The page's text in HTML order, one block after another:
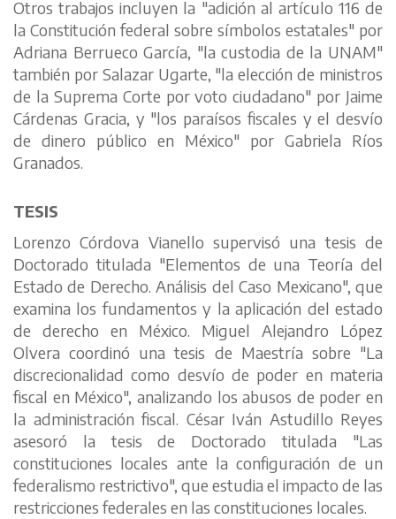
Otros trabajos incluyen la "adición al artículo 116 de
la Constitución federal sobre símbolos estatales" por
Adriana Berrueco García, "la custodia de la UNAM"
también por Salazar Ugarte, "la elección de ministros
de la Suprema Corte por voto ciudadano" por Jaime
Cárdenas Gracia, y "los paraísos fiscales y el desvío
de dinero público en México" por Gabriela Ríos
Granados.
TESIS
Lorenzo Córdova Vianello supervisó una tesis de
Doctorado titulada "Elementos de una Teoría del
Estado de Derecho. Análisis del Caso Mexicano", que
examina los fundamentos y la aplicación del estado
de derecho en México. Miguel Alejandro López
Olvera coordinó una tesis de Maestría sobre "La
discrecionalidad como desvío de poder en materia
fiscal en México", analizando los abusos de poder en
la administración fiscal. César Iván Astudillo Reyes
asesoró la tesis de Doctorado titulada "Las
constituciones locales ante la configuración de un
federalismo restrictivo", que estudia el impacto de las
restricciones federales en las constituciones locales.